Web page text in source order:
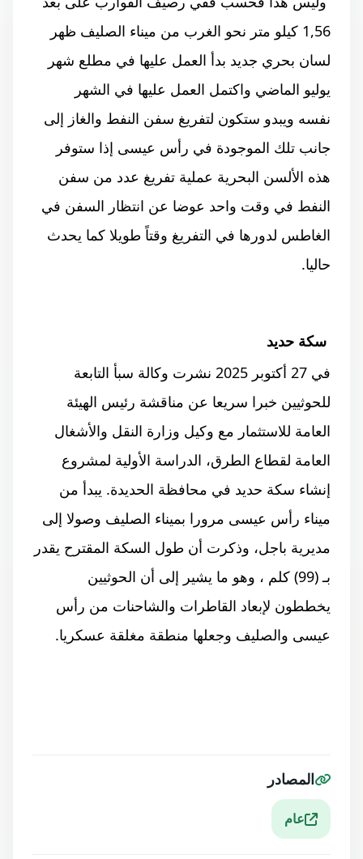
1,56 كيلو متر نحو الغرب من ميناء الصليف ظهر
لسان بحري جديد بدأ العمل عليها في مطلع شهر
يوليو الماضي واكتمل العمل عليها في الشهر
نفسه ويبدو ستكون لتفريغ سفن النفط والغاز إلى
جانب تلك الموجودة في رأس عيسى إذا ستوفر
هذه الألسن البحرية عملية تفريغ عدد من سفن
النفط في وقت واحد عوضا عن انتظار السفن في
الغاطس لدورها في التفريغ وقتاً طويلا كما يحدث
حاليا.
سكة حديد
في 27 أكتوبر 2025 نشرت وكالة سبأ التابعة
للحوثيين خبرا سريعا عن مناقشة رئيس الهيئة
العامة للاستثمار مع وكيل وزارة النقل والأشغال
العامة لقطاع الطرق، الدراسة الأولية لمشروع
إنشاء سكة حديد في محافظة الحديدة. يبدأ من
ميناء رأس عيسى مرورا بميناء الصليف وصولا إلى
مديرية باجل، وذكرت أن طول السكة المقترح يقدر
بـ (99) كلم ، وهو ما يشير إلى أن الحوثيين
يخططون لإبعاد القاطرات والشاحنات من رأس
عيسى والصليف وجعلها منطقة مغلقة عسكريا.
المصادر
عام